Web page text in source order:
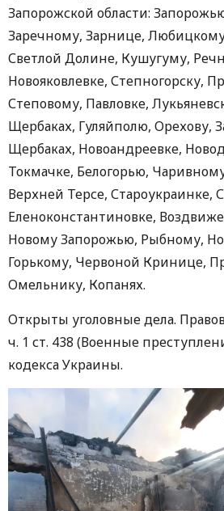
Запорожской области:
Заречному, Зарнице,
Светлой Долине, Кушугуму,
Новояковлевке, Степногорску,
Степовому, Павловке,
Щербаках, Гуляйполю, Орехову,
Щербаках, Новоандреевке,
Токмачке, Белогорью,
Верхней Терсе, Староукраинке,
Еленоконстантиновке,
Новому Запорожью, Рыбному,
Горькому, Червоной Кринице,
Омельнику, Копанях.
Открыты уголовные дела.
ч. 1 ст. 438 (Военные
кодекса Украины.